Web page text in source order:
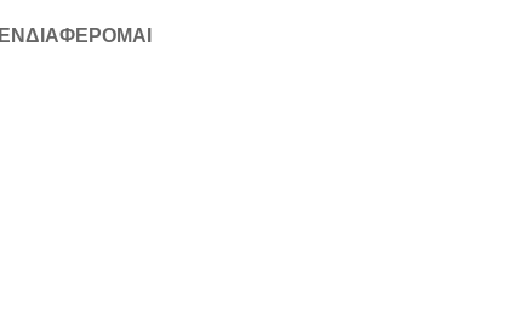
ΕΝΔΙΑΦΕΡΟΜΑΙ